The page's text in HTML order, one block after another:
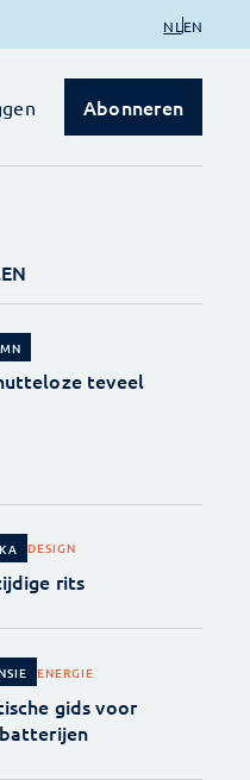
NL EN
Abonneren
teveel
DESIGN
rits
ENERGIE
gids voor